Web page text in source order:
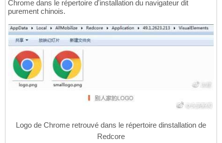
Chrome dans le répertoire d'installation du navigateur dit
purement chinois.
Logo de Chrome retrouvé dans le répertoire dinstallation de
Redcore